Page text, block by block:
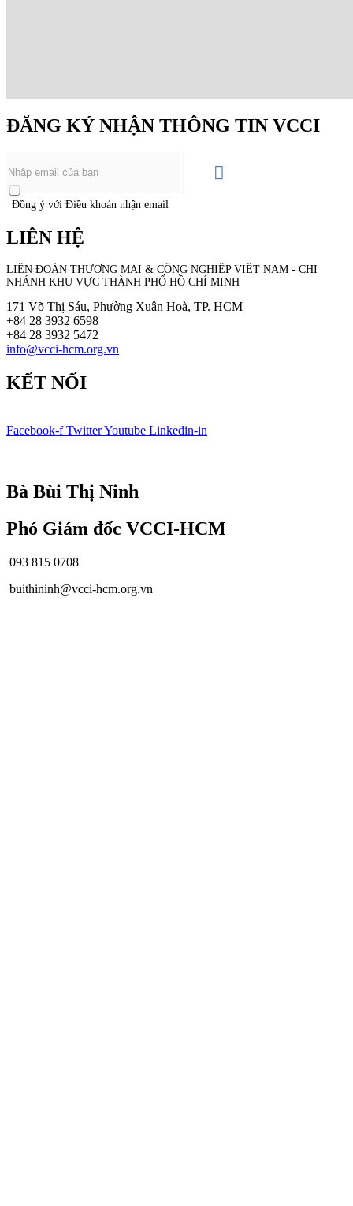
ĐĂNG KÝ NHẬN THÔNG TIN VCCI
Đồng ý với Điều khoản nhận email
LIÊN HỆ
LIÊN ĐOÀN THƯƠNG MẠI & CÔNG NGHIỆPVIỆT NAM - CHI
NHÁNH KHU VỰC THÀNH PHỐ HỒ CHÍ MINH
171 Võ Thị Sáu, Phường Xuân Hoà, TP. HCM
+84 28 3932 6598
+84 28 3932 5472
info@vcci-hcm.org.vn
KẾT NỐI
Facebook-f TwitterYoutube Linkedin-in
Bà Bùi Thị Ninh
Phó Giám đốc VCCI-HCM
093 815 0708
buithininh@vcci-hcm.org.vn